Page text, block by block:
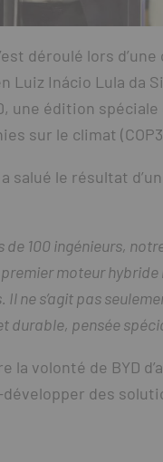
déroulé lors
Inácio Lula da
une édition
sur le climat
salué le résultat
100 ingénieurs,
moteur
s’agit pas
durable, pensée
volonté de BYD
des